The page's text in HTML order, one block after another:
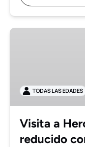
Visita
reducido
con
arqueólogo
TODAS LAS EDADES
Visita a
reducido